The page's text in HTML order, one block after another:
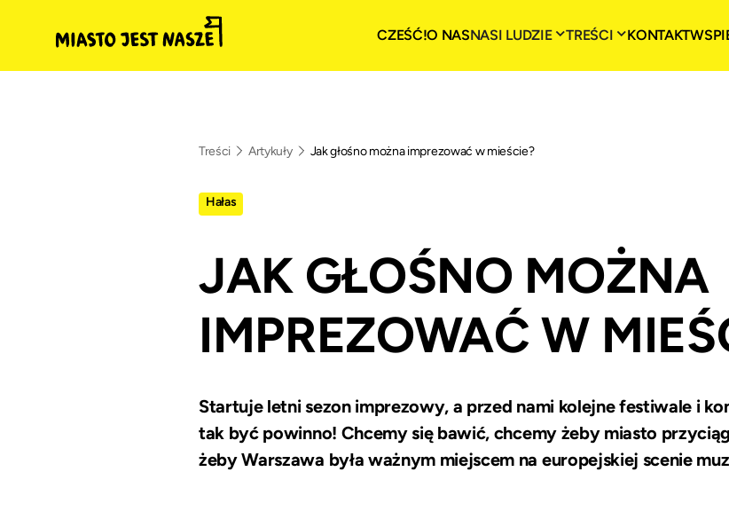
CZEŚĆ!O NASNASI LUDZIE TREŚCI KONTAKT
Treści Artykuły Jak głośno można imprezować w mieście?
Hałas
JAK GŁOŚNO MOŻNA
IMPREZOWAĆ W
Startuje letni sezon imprezowy, a przed nami kolejne festiwale i
tak być powinno! Chcemy się bawić, chcemy żeby miasto
żeby Warszawa była ważnym miejscem na europejskiej scenie